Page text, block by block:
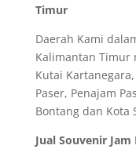
Timur
Daerah Kami
Kalimantan Timur
Kutai
Paser, Penajam
Bontang dan Kota
Jual Souvenir